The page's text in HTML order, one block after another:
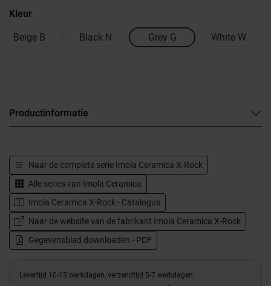
Kleur
Beige B Black N Grey G White W
Productinformatie
Naar de complete serie Imola Ceramica X-Rock
Alle series van Imola Ceramica
Imola Ceramica X-Rock - Catalogus
Naar de website van de fabrikant Imola Ceramica X-Rock
Gegevensblad downloaden - PDF
Levertijd 10-15 werkdagen, verzendtijd 5-7 werkdagen